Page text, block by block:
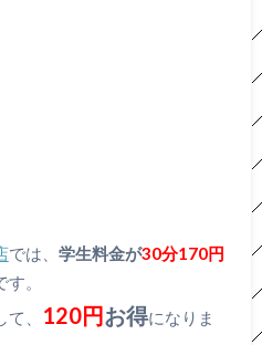
では、 学生料金が30分170円
す。
、
120円お得になりま